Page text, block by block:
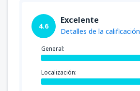
4.6
Excelente
Detalles de la calificación
General:
Localización: